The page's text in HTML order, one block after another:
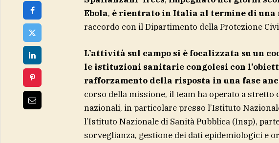
Ebola, è rientrato in Italia al termine di una
raccordo con il Dipartimento della Protezione
L’attività sul campo si è focalizzata su un
le istituzioni sanitarie congolesi con
rafforzamento della risposta in una fase
corso della missione, il team ha operato a
nazionali, in particolare presso l’Istituto
l’Istituto Nazionale di Sanità Pubblica (Insp),
sorveglianza, gestione dei dati epidemiologici e